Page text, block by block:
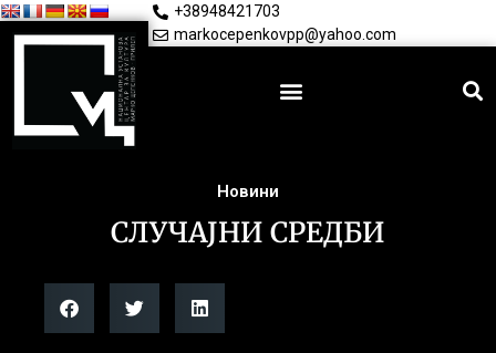
+38948421703
markocepenkovpp@yahoo.com
Новини
СЛУЧАЈНИ СРЕДБИ